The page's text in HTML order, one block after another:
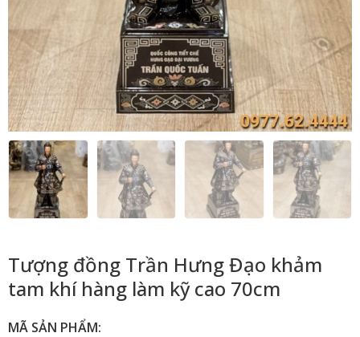
Tượng đồng Trần Hưng Đạo khảm
tam khí hàng làm kỹ cao 70cm
MÃ SẢN PHẨM: